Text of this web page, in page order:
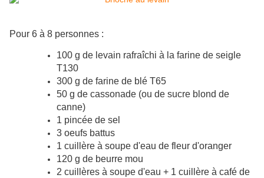
Pour 6 à 8 personnes :
100 g de levain rafraîchi à la farine de seigle
T130
300 g de farine de blé T65
50 g de cassonade (ou de sucre blond de
canne)
1 pincée de sel
3 oeufs battus
1 cuillère à soupe d'eau de fleur d'oranger
120 g de beurre mou
2 cuillères à soupe d'eau + 1 cuillère à café de